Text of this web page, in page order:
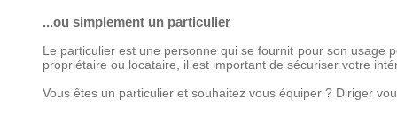
...ou simplement un particulier
Le particulier est une personne qui se fournit pour son usage
propriétaire ou locataire, il est important de sécuriser votre
Vous êtes un particulier et souhaitez vous équiper ? Diriger